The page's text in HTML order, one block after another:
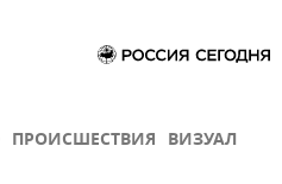
ПРОИСШЕСТВИЯ ВИЗУАЛ